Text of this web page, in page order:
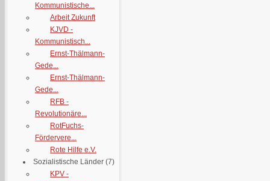
Kommunistische...
Arbeit Zukunft
KJVD -
Kommunistisch...
Ernst-Thälmann-
Gede...
Ernst-Thälmann-
Gede...
RFB -
Revolutionäre...
RotFuchs-
Fördervere...
Rote Hilfe e.V.
Sozialistische Länder (7)
KPV -